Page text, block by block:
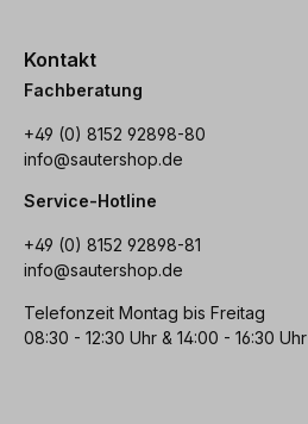
Kontakt
Fachberatung
+49 (0) 8152 92898-80
info@sautershop.de
Service-Hotline
+49 (0) 8152 92898-81
info@sautershop.de
Telefonzeit Montag bis Freitag
08:30 - 12:30 Uhr & 14:00 - 16:30 Uhr